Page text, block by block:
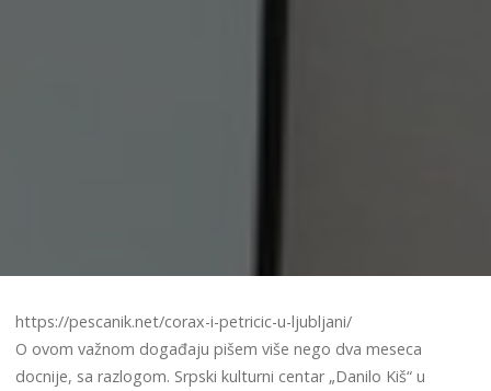
https://pescanik.net/corax-i-petricic-u-ljubljani/
O ovom važnom događaju pišem više nego dva meseca
docnije, sa razlogom. Srpski kulturni centar „Danilo Kiš“ u